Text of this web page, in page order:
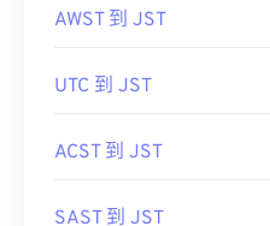
AWST 到 JST
UTC 到 JST
ACST 到 JST
SAST 到 JST